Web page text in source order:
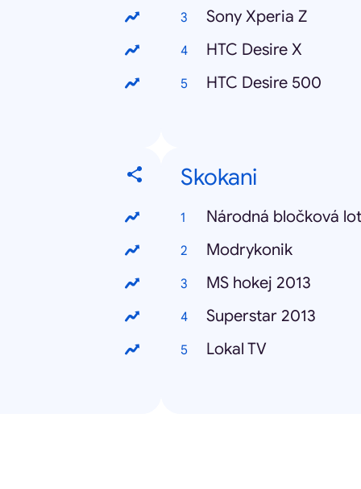
Sony Xperia Z
HTC Desire X
HTC Desire 500
Skokani
Národná bločková
Modrykonik
MS hokej 2013
Superstar 2013
Lokal TV